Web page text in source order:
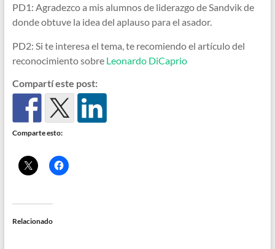
PD1: Agradezco a mis alumnos de liderazgo de Sandvik de
donde obtuve la idea del aplauso para el asador.
PD2: Si te interesa el tema, te recomiendo el artículo del
reconocimiento sobre Leonardo DiCaprio
Compartí este post:
Comparte esto:
Relacionado